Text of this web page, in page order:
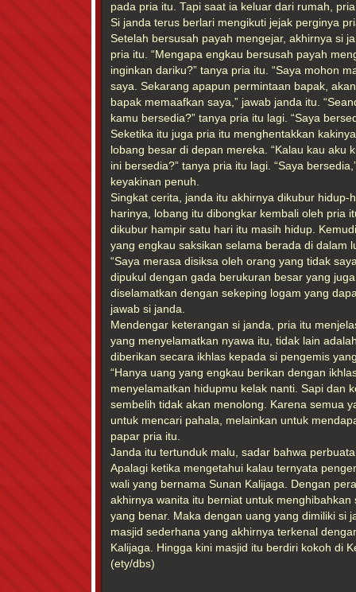
pada pria itu. Tapi saat ia keluar dari rumah,
Si janda terus berlari mengikuti jejak perginya
Setelah bersusah payah mengejar, akhirnya si
pria itu. “Mengapa engkau bersusah payah
inginkan dariku?” tanya pria itu. “Saya mohon
saya. Sekarang apapun permintaan bapak,
bapak memaafkan saya,” jawab janda itu.
kamu bersedia?” tanya pria itu lagi. “Saya
Seketika itu juga pria itu menghentakkan
lobang besar di depan mereka. “Kalau kau aku
ini bersedia?” tanya pria itu lagi. “Saya
keyakinan penuh.
Singkat cerita, janda itu akhirnya dikubur hidup-
harinya, lobang itu dibongkar kembali oleh pria
dikubur hampir satu hari itu masih hidup.
yang engkau saksikan selama berada di dalam
“Saya merasa disiksa oleh orang yang tidak
dipukul dengan gada berukuran besar yang
diselamatkan dengan sekeping logam yang
jawab si janda.
Mendengar keterangan si janda, pria itu
yang menyelamatkan nyawa itu, tidak lain
diberikan secara ikhlas kepada si pengemis
“Hanya uang yang engkau berikan dengan
menyelamatkan hidupmu kelak nanti. Sapi dan
sembelih tidak akan menolong. Karena semua
untuk mencari pahala, melainkan untuk
papar pria itu.
Janda itu tertunduk malu, sadar bahwa
Apalagi ketika mengetahui kalau ternyata
wali yang bernama Sunan Kalijaga. Dengan
akhirnya wanita itu berniat untuk
yang benar. Maka dengan uang yang dimiliki si
masjid sederhana yang akhirnya terkenal
Kalijaga. Hingga kini masjid itu berdiri kokoh di
(ety/dbs)